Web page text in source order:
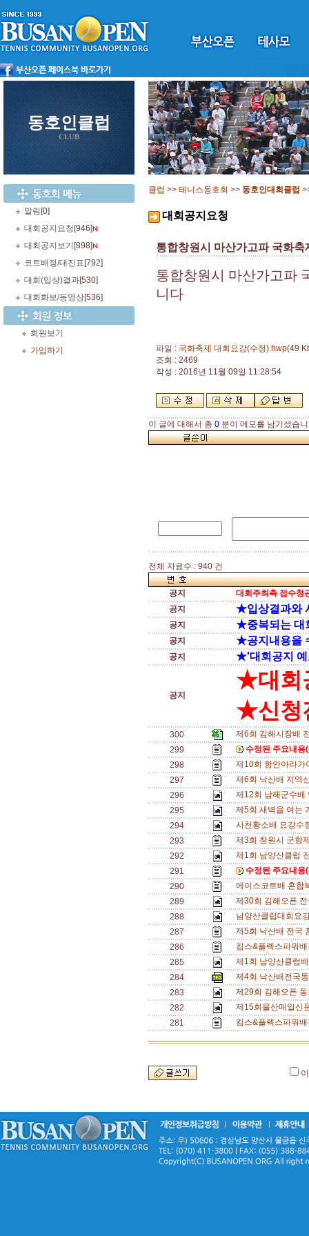
동호인클럽
CLUB
알림 [0]
대회공지요청 [946]
대회공지보기 [898]
코트배정/대진표 [792]
대회(입상)결과[530]
대회화보/동영상[536]
회원보기
가입하기
클럽 >> 테니스동호회 >> 동호인대회클럽
대회공지요청
통합창원시 마산가고파 국화
통합창원시 마산가고파
니다
파일 : 국화축제 대회요강(수정).hwp(49
조회 : 2469
작성 : 2016년 11월 09일 11:28:54
이 글에 대해서 총 0 분이 메모를 남기셨습
전체 자료수 : 940 건
공지
대회주최측 접수창
공지
★입상결과와
공지 ★중복되는 대
공지 ★공지내용을
공지 ★'대회공지 예
공지
★대회
★신청
300
제6회 김해시장배
299
수정된 주요내
298
제10회 함안아라
297
제6회 낙산배 지역
296
제12회 남해군수
295
제5회 새벽을 여는
294
사천황소배 요강
293
제3회 창원시 군항
292
제1회 남양산클럽
291
수정된 주요내
290
에이스코트배 혼합
289
제30회 김해오픈
288
남양산클럽대회요
287
제5회 낙산배 전국
286
킴스&플렉스파워
285
제1회 남양산클럽
284
제4회 낙산배전국
283
제29회 김해오픈
282
제15회울산매일신
281
킴스&플렉스파워